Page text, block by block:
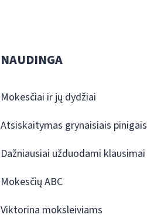
NAUDINGA
Mokesčiai ir jų dydžiai
Atsiskaitymas grynaisiais pinigais
Dažniausiai užduodami klausimai
Mokesčių ABC
Viktorina moksleiviams